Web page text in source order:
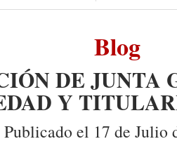
Blog
DE JUNTA
Y
Publicado el 17 de Julio